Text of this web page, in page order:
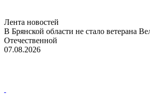
Лента новостей
В Брянской области не стало ветерана
Отечественной
07.08.2026